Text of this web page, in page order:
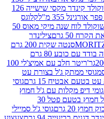
שוקולד קינדר מקסי שישייה 126
קלוגס
גונץ שוקולד לוח שנה מיקי מאוס 50
צילינדר
סנטה שקית 200 גרם
סנטה בודד עם כובע 80 גרם
ריטר חלב עם אמיצ'לי 100
ג'ל בצורת עט
15 גרם
גוסי
עם ג'ל חמוץ
גומי דיפ מקלות עם ג'ל חמוץ בטעם פטל 30
גוסי ג'ל סמיילי